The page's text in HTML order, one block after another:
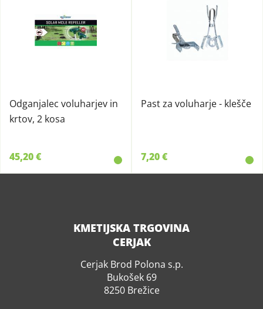
Odganjalec voluharjev in
krtov, 2 kosa
45,20 €
Past za voluharje - klešče
7,20 €
KMETIJSKA TRGOVINA
CERJAK
Cerjak Brod Polona s.p.
Bukošek 69
8250 Brežice